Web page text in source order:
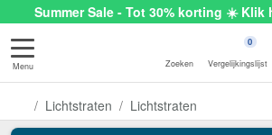
Summer Sale - Tot 30% korting ☀️ Klik
Menu Zoeken
0
Vergelijkingslijst
Lichtstraten Lichtstraten